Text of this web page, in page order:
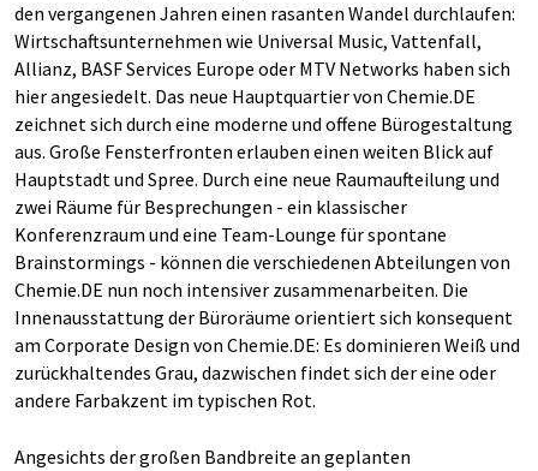
den vergangenen Jahren einen rasanten Wandel durchlaufen:
Wirtschaftsunternehmen wie Universal Music, Vattenfall,
Allianz, BASF Services Europe oder MTV Networks haben sich
hier angesiedelt. Das neue Hauptquartier von Chemie.DE
zeichnet sich durch eine moderne und offene Bürogestaltung
aus. Große Fensterfronten erlauben einen weiten Blick auf
Hauptstadt und Spree. Durch eine neue Raumaufteilung und
zwei Räume für Besprechungen - ein klassischer
Konferenzraum und eine Team-Lounge für spontane
Brainstormings - können die verschiedenen Abteilungen von
Chemie.DE nun noch intensiver zusammenarbeiten. Die
Innenausstattung der Büroräume orientiert sich konsequent
am Corporate Design von Chemie.DE: Es dominieren Weiß und
zurückhaltendes Grau, dazwischen findet sich der eine oder
andere Farbakzent im typischen Rot.
Angesichts der großen Bandbreite an geplanten